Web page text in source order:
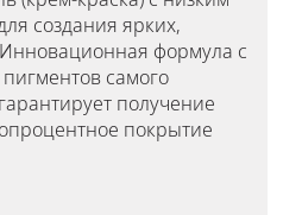
создания ярких,
формула с
самого
получение
покрытие